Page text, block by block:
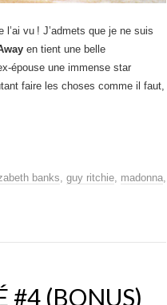
vu ! J’admets que je ne suis
en tient une belle
épouse une immense star
faire les choses comme il faut,
banks guy ritchie madonna
#4 (BONUS)